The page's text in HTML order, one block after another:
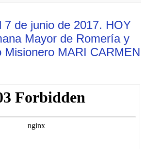
7 de junio de 2017. HOY
Mayor de Romería y
Misionero MARI CARMEN